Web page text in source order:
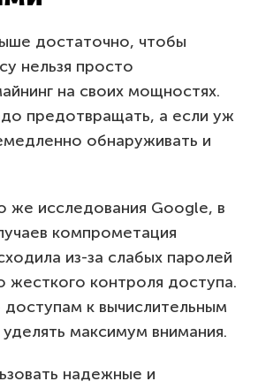
достаточно, чтобы
нельзя просто
на своих мощностях.
предотвращать, а если уж
обнаруживать и
же исследования Google, в
компрометация
из-за слабых паролей
жесткого контроля доступа.
к вычислительным
максимум внимания.
надежные и